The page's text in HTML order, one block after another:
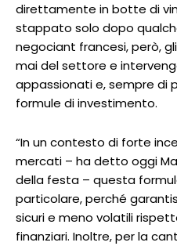
direttamente in botte di
stappato solo dopo
negociant francesi, però,
mai del settore e
appassionati e, sempre di
formule di investimento.
“In un contesto di forte
mercati – ha detto oggi
della festa – questa
particolare, perché
sicuri e meno volatili
finanziari. Inoltre, per la